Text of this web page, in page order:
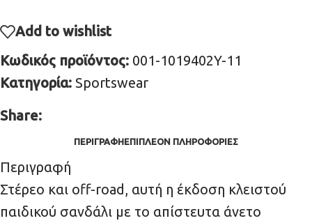
Add to wishlist
Κωδικός προϊόντος: 001-1019402Y-11
Κατηγορία: Sportswear
Share:
ΠΕΡΙΓΡΑΦΉΕΠΙΠΛΈΟΝ ΠΛΗΡΟΦΟΡΊΕΣ
Περιγραφή
Στέρεο και off-road, αυτή η έκδοση κλειστού
παιδικού σανδάλι με το απίστευτα άνετο